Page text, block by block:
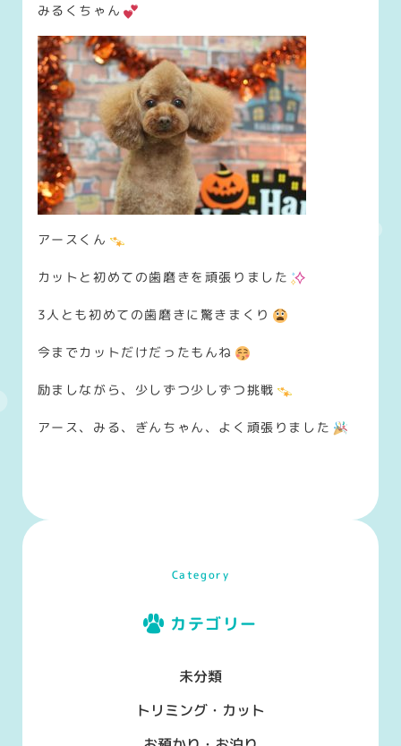
みるくちゃん
アースくん
カットと初めての歯磨きを頑張りました
3人とも初めての歯磨きに驚きまくり
今までカットだけだったもんね
励ましながら、少しずつ少しずつ挑戦
アース、みる、ぎんちゃん、よく頑張りました
Category
カテゴリー
未分類
トリミング・カット